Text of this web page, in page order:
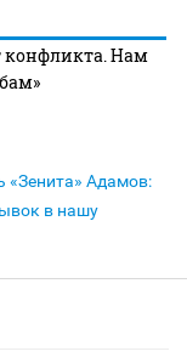
конфликта. Нам
«Зенита» Адамов:
в нашу